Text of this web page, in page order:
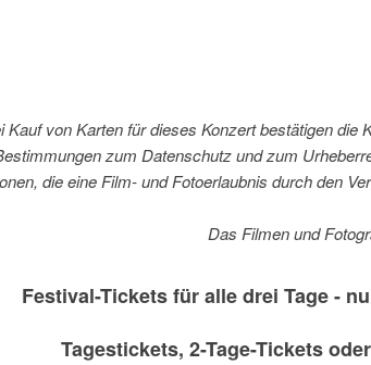
Kauf von Karten für dieses Konzert bestätigen die
zum Datenschutz und zum
die eine Film- und Fotoerlaubnis durch den
Das Filmen und
Festival-Tickets für alle drei Tage -
Tagestickets, 2-Tage-Tickets